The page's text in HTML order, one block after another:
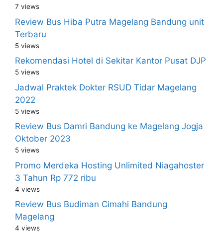
7 views
Review Bus Hiba Putra Magelang Bandung unit
Terbaru
5 views
Rekomendasi Hotel di Sekitar Kantor Pusat DJP
5 views
Jadwal Praktek Dokter RSUD Tidar Magelang
2022
5 views
Review Bus Damri Bandung ke Magelang Jogja
Oktober 2023
5 views
Promo Merdeka Hosting Unlimited Niagahoster
3 Tahun Rp 772 ribu
4 views
Review Bus Budiman Cimahi Bandung
Magelang
4 views